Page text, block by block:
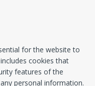
for the website to
cookies that
features of the
personal information.